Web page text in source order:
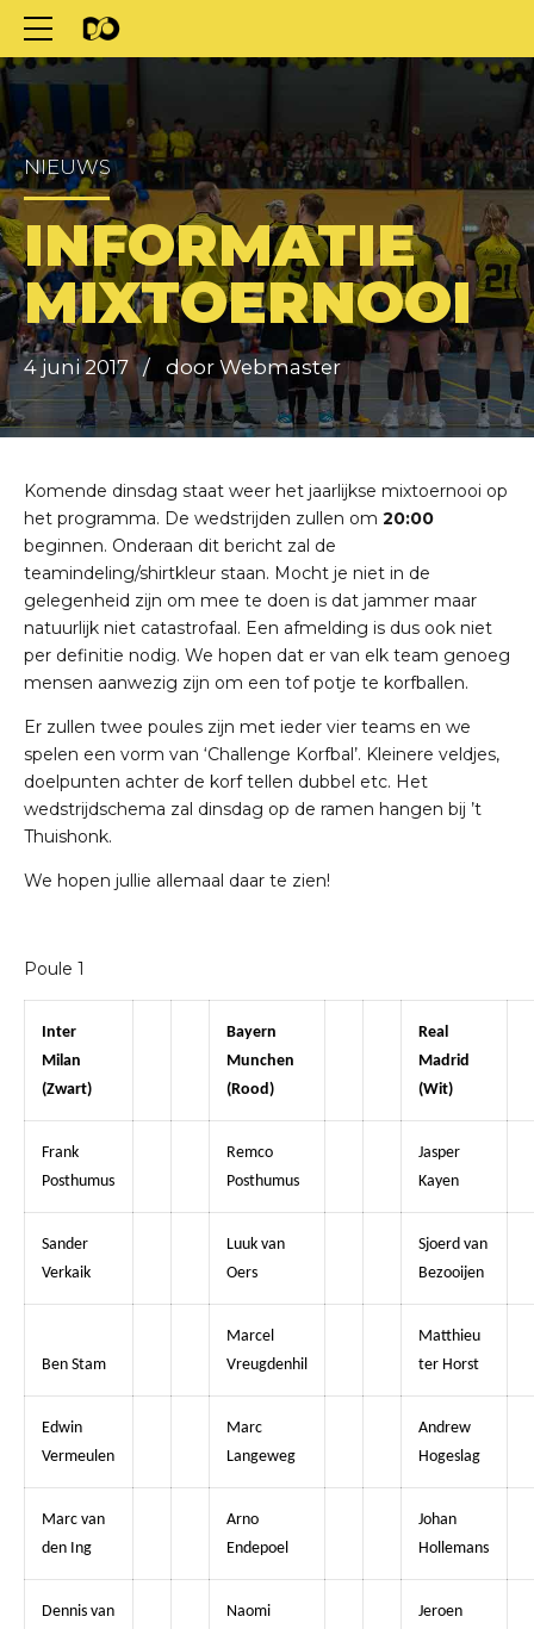
NIEUWS
INFORMATIE
MIXTOERNOOI
4 juni 2017 door Webmaster
Komende dinsdag staat weer het jaarlijkse mixtoernooi op
het programma. De wedstrijden zullen om 20:00
beginnen. Onderaan dit bericht zal de
teamindeling/shirtkleur staan. Mocht je niet in de
gelegenheid zijn om mee te doen is dat jammer maar
natuurlijk niet catastrofaal. Een afmelding is dus ook niet
per definitie nodig. We hopen dat er van elk team genoeg
mensen aanwezig zijn om een tof potje te korfballen.
Er zullen twee poules zijn met ieder vier teams en we
spelen een vorm van ‘Challenge Korfbal’. Kleinere veldjes,
doelpunten achter de korf tellen dubbel etc. Het
wedstrijdschema zal dinsdag op de ramen hangen bij ’t
Thuishonk.
We hopen jullie allemaal daar te zien!
Poule 1
Inter
Milan
(Zwart)
Bayern
Munchen
(Rood)
Real
Madrid
(Wit)
Frank
Posthumus
Remco
Posthumus
Jasper
Kayen
Sander
Verkaik
Luuk van
Oers
Sjoerd van
Bezooijen
Ben Stam
Marcel
Vreugdenhil
Matthieu
ter Horst
Edwin
Vermeulen
Marc
Langeweg
Andrew
Hogeslag
Marc van
den Ing
Arno
Endepoel
Johan
Hollemans
Dennis van
Naomi
Jeroen